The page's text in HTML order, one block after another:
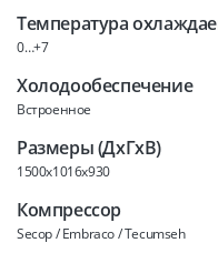
Температура
0…+7
Холодообеспечение
Встроенное
Размеры (ДхГхВ)
1500x1016x930
Компрессор
Secop / Embraco / Tecumseh